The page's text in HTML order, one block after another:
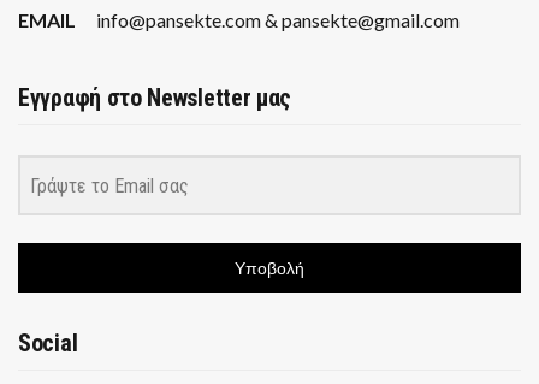
EMAIL info@pansekte.com & pansekte@gmail.com
Εγγραφή στο Newsletter μας
Υποβολή
Social